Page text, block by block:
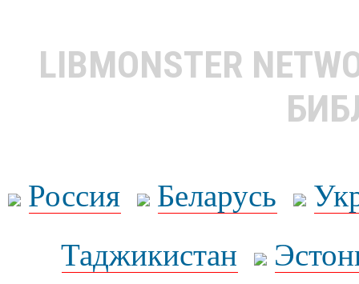
LIBMONSTER
Россия Беларусь
Таджикистан